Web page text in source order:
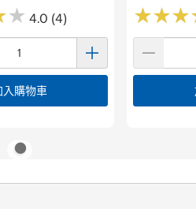
★
★ 4.0 (4)
入購物車
★★★
★★★